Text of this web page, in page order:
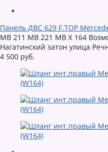
Панель ДВС 629 F.TOP
MB 211 MB 221 MB X 164
Нагатинский затон улица
4 500 руб.